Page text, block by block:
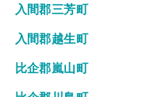
入間郡三芳町
入間郡越生町
比企郡嵐山町